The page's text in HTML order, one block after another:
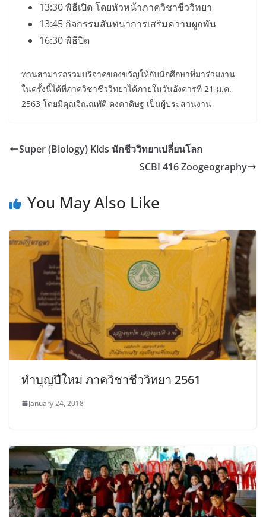
13:30 พิธีเปิด โดยหัวหน้าภาควิชาชีววิทยา
13:45 กิจกรรมสันทนาการเสริมความผูกพัน
16:30 พิธีปิด
ท่านสามารถร่วมบริจาคของขวัญให้กับนักศึกษาที่มาร่วมงาน
ในครั้งนี้ได้ที่ภาควิชาชีววิทยาได้ภายในวันอังคารที่ 21 ม.ค.
2563 โดยมีคุณจิณณพัติ คงคาดิษฐ เป็นผู้ประสานงาน
Super (Biology) Kids นักชีววิทยาเปลี่ยนโลก
SCBI 416 Zoogeography
You May Also Like
ทำบุญปีใหม่ ภาควิชาชีววิทยา 2561
January 24, 2018